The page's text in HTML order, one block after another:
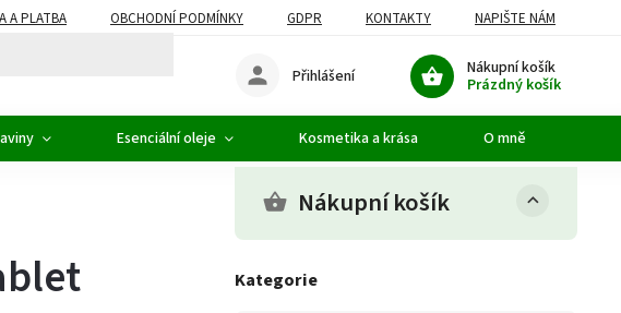
A PLATBA OBCHODNÍ PODMÍNKY GDPR KONTAKTY NAPIŠTE NÁM
Nákupní košík
Prázdný košík
Přihlášení
Esenciální oleje Kosmetika a krása O mně
Nákupní košík
Kategorie